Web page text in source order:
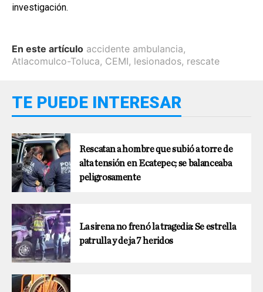
investigación.
En este artículo accidente ambulancia,
Atlacomulco-Toluca, CEMI, lesionados, rescate
TE PUEDE INTERESAR
Rescatan a hombre que subió a torre de
alta tensión en Ecatepec; se balanceaba
peligrosamente
La sirena no frenó la tragedia: Se estrella
patrulla y deja 7 heridos